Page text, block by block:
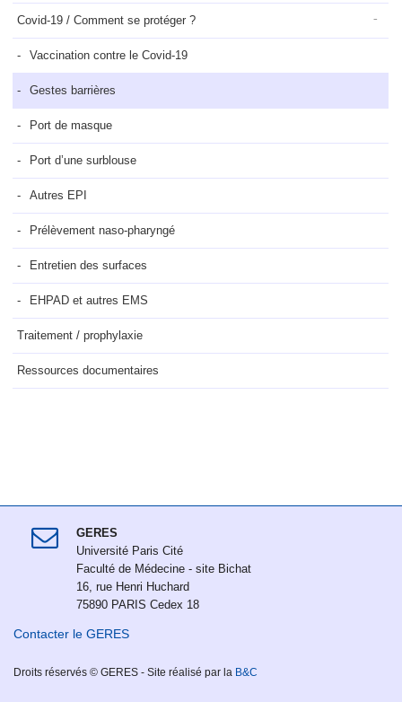
Covid-19 / Comment se protéger ?
Vaccination contre le Covid-19
Gestes barrières
Port de masque
Port d’une surblouse
Autres EPI
Prélèvement naso-pharyngé
Entretien des surfaces
EHPAD et autres EMS
Traitement / prophylaxie
Ressources documentaires
GERES
Université Paris Cité
Faculté de Médecine - site Bichat
16, rue Henri Huchard
75890 PARIS Cedex 18
Contacter le GERES
Droits réservés © GERES - Site réalisé par la B&C